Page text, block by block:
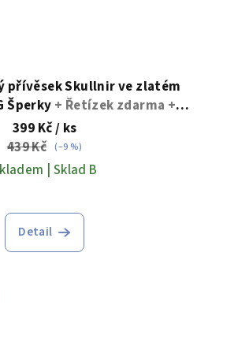
přívěsek Skullnir ve zlatém
Šperky + Řetízek zdarma +
+ Dárkové balení zdarma
399 Kč/ ks
439 Kč (–9 %)
| Sklad B
Detail